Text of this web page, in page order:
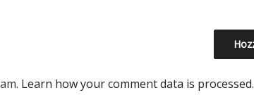
Learn how your comment data is processed.